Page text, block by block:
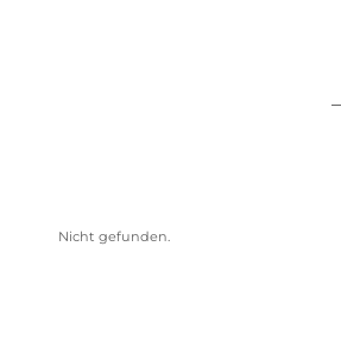
Nicht gefunden.